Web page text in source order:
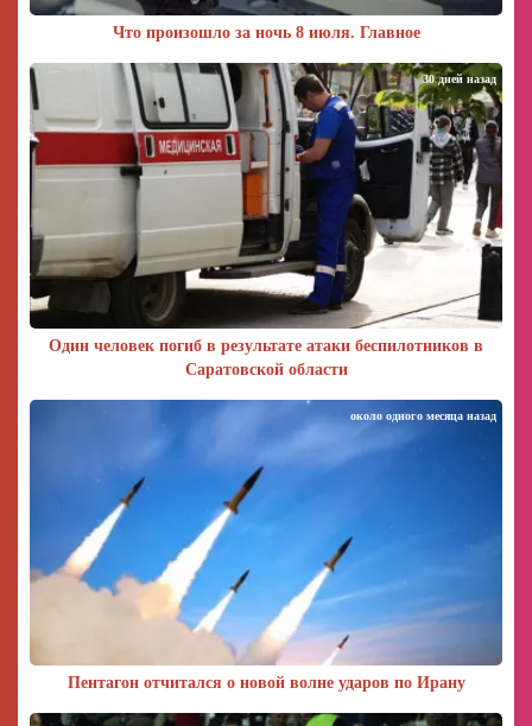
Что произошло за ночь 8 июля. Главное
Один человек погиб в результате атаки беспилотников в
Саратовской области
30 дней назад
Пентагон отчитался о новой волне ударов по Ирану
около одного месяца назад